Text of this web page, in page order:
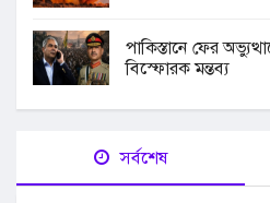
পাকিস্তানে ফের
বিস্ফোরক মন্তব্য
সর্বশেষ